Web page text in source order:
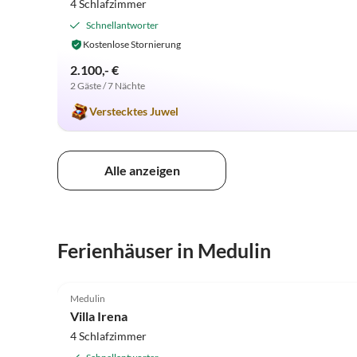
4 Schlafzimmer
Schnellantworter
Kostenlose Stornierung
2.100,- €
2 Gäste / 7 Nächte
Verstecktes Juwel
Alle anzeigen
Ferienhäuser in Medulin
Medulin
Villa Irena
4 Schlafzimmer